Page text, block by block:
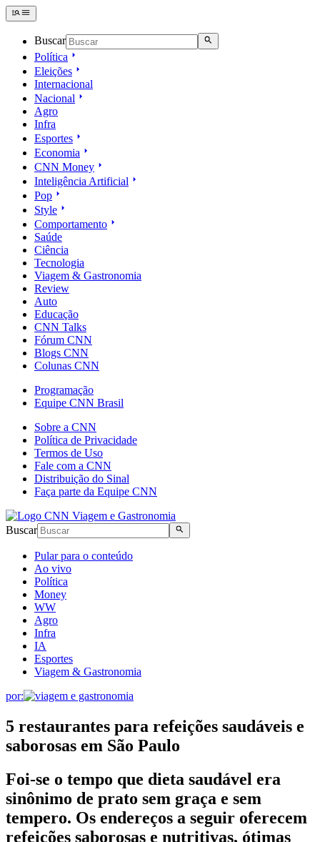
Buscar
Política
Eleições
Internacional
Nacional
Agro
Infra
Esportes
Economia
CNN Money
Inteligência Artificial
Pop
Style
Comportamento
Saúde
Ciência
Tecnologia
Viagem & Gastronomia
Review
Auto
Educação
CNN Talks
Fórum CNN
Blogs CNN
Colunas CNN
Programação
Equipe CNN Brasil
Sobre a CNN
Política de Privacidade
Termos de Uso
Fale com a CNN
Distribuição do Sinal
Faça parte da Equipe CNN
Buscar
Pular para o conteúdo
Ao vivo
Política
Money
WW
Agro
Infra
IA
Esportes
Viagem & Gastronomia
por:
5 restaurantes para refeições saudáveis e
saborosas em São Paulo
Foi-se o tempo que dieta saudável era
sinônimo de prato sem graça e sem
tempero. Os endereços a seguir oferecem
refeições saborosas e nutritivas, ótimas